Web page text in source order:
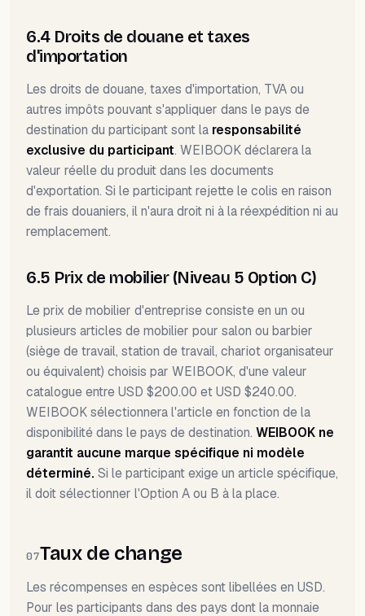
6.4 Droits de douane et taxes
d'importation
Les droits de douane, taxes d'importation, TVA ou
autres impôts pouvant s'appliquer dans le pays de
destination du participant sont la responsabilité
exclusive du participant. WEIBOOK déclarera la
valeur réelle du produit dans les documents
d'exportation. Si le participant rejette le colis en raison
de frais douaniers, il n'aura droit ni à la réexpédition ni au
remplacement.
6.5 Prix de mobilier (Niveau 5 Option C)
Le prix de mobilier d'entreprise consiste en un ou
plusieurs articles de mobilier pour salon ou barbier
(siège de travail, station de travail, chariot organisateur
ou équivalent) choisis par WEIBOOK, d'une valeur
catalogue entre USD $200.00 et USD $240.00.
WEIBOOK sélectionnera l'article en fonction de la
disponibilité dans le pays de destination. WEIBOOK ne
garantit aucune marque spécifique ni modèle
déterminé. Si le participant exige un article spécifique,
il doit sélectionner l'Option A ou B à la place.
07Taux de change
Les récompenses en espèces sont libellées en USD.
Pour les participants dans des pays dont la monnaie